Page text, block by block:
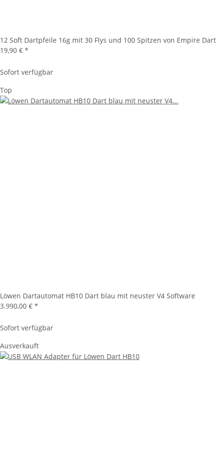
12 Soft Dartpfeile 16g mit 30 Flys und 100 Spitzen von Empire Dart
19,90 € *
Sofort verfügbar
Top
Löwen Dartautomat HB10 Dart blau mit neuster V4 Software
3.990,00 € *
Sofort verfügbar
Ausverkauft